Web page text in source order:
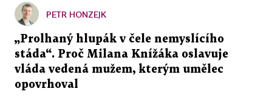
PETR HONZEJK
„Prolhaný hlupák v čele nemyslícího
stáda“. Proč Milana Knížáka oslavuje
vláda vedená mužem, kterým umělec
opovrhoval